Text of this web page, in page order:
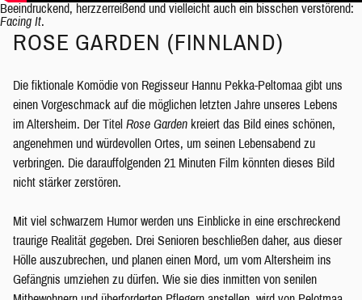
Beeindruckend, herzzerreißend und vielleicht auch ein bisschen verstörend:
Facing It.
ROSE GARDEN (FINNLAND)
Die fiktionale Komödie von Regisseur Hannu Pekka-Peltomaa gibt uns
einen Vorgeschmack auf die möglichen letzten Jahre unseres Lebens
im Altersheim. Der Titel Rose Garden kreiert das Bild eines schönen,
angenehmen und würdevollen Ortes, um seinen Lebensabend zu
verbringen. Die darauffolgenden 21 Minuten Film könnten dieses Bild
nicht stärker zerstören.
Mit viel schwarzem Humor werden uns Einblicke in eine erschreckend
traurige Realität gegeben. Drei Senioren beschließen daher, aus dieser
Hölle auszubrechen, und planen einen Mord, um vom Altersheim ins
Gefängnis umziehen zu dürfen. Wie sie dies inmitten von senilen